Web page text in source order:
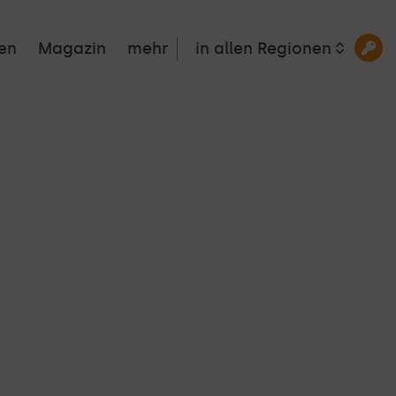
Magazin mehr in allen Regionen